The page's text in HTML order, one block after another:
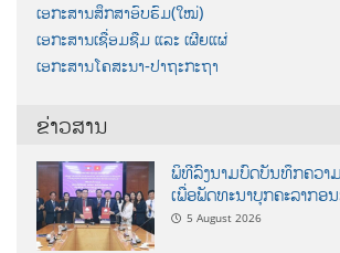
ເອກະສານສຶກສາອົບຮົມ(ໃໝ່)
ເອກະສານເຊື່ອມຊືມ ແລະ ເຜີຍແຜ່
ເອກະສານໂຄສະນາ-ປາຖະກະຖາ
ຂ່າວສານ
ພິທີລົງນາມບົດບັນທຶກຄວາ
ເພື່ອພັດທະນາບຸກຄະລາກ
5 August 2026